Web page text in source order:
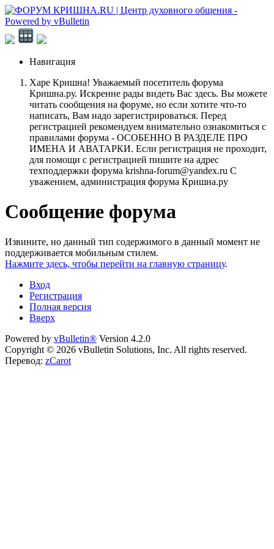
Навигация
Харе Кришна! Уважаемый посетитель форума
Кришна.ру. Искренне рады видеть Вас здесь. Вы можете
читать сообщения на форуме, но если хотите что-то
написать, Вам надо зарегистрироваться. Перед
регистрацией рекомендуем внимательно ознакомиться с
правилами форума - ОСОБЕННО В РАЗДЕЛЕ ПРО
ИМЕНА И АВАТАРКИ. Если регистрация не проходит,
для помощи с регистрацией пишите на адрес
техподдержки форума krishna-forum@yandex.ru С
уважением, администрация форума Кришна.ру
Сообщение форума
Извините, но данный тип содержимого в данный момент не
поддерживается мобильным стилем.
Нажмите здесь, чтобы перейти на главную страницу.
Вход
Регистрация
Полная версия
Вверх
Powered by vBulletin® Version 4.2.0
Copyright © 2026 vBulletin Solutions, Inc. All rights reserved.
Перевод: zCarot